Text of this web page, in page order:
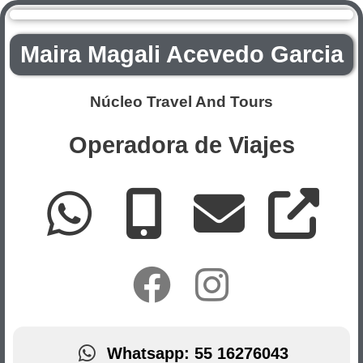
Maira Magali Acevedo Garcia
Núcleo Travel And Tours
Operadora de Viajes
W
h
M
o
b
E
n
v
E
x
F
I
Whatsapp: 55 16276043